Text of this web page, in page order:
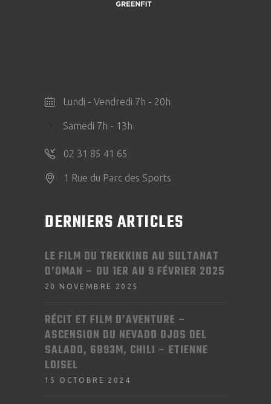
Lundi - Vendredi 7h - 20h
Samedi 7h - 13h
02 31 85 41 65
1 Rue du Parc des Sports
DERNIERS ARTICLES
LE FILM DU TREKKING AU SULTANAT
D’OMAN – DU 1ER AU 9 FÉVRIER 2025
20 NOVEMBRE 2025
RÉCIT ET FILM D’AVENTURE –
ASCENSION DU NEVADO OJOS DEL
SALADO, 6893M, CHILI – ETIENNE
LOISEL
15 OCTOBRE 2024